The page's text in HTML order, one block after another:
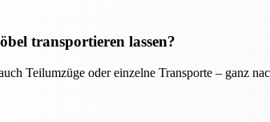
transportieren lassen?
Teilumzüge oder einzelne Transporte – ganz